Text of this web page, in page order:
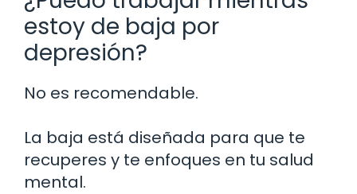
estoy de baja por
depresión?
No es recomendable.
La baja está diseñada para que te
recuperes y te enfoques en tu salud
mental.